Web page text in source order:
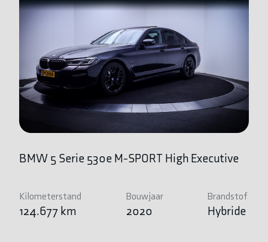
BMW 5 Serie 530e M-SPORT High Executive
Kilometerstand
124.677 km
Bouwjaar
2020
Brandstof
Hybride